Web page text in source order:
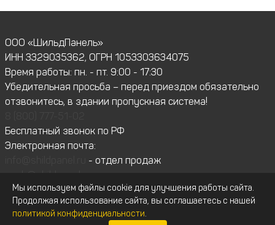
ООО «ШильдПанель»
ИНН 3329035362, ОГРН 1053303634075
Время работы: пн. - пт. 9:00 - 17:30
Убедительная просьба – перед приездом обязательно
отзвонитесь, в здании пропускная система!
Бесплатный звонок по РФ
Электронная почта:
- отдел продаж
snab@shildpanel.ru
hr@shildpanel.ru - менеджер по персоналу
Карта сайта
Политика конфиденциальности
Публичная оферта
Мы используем файлы cookie для улучшения работы сайта.
Продолжая использование сайта, вы соглашаетесь с нашей
политикой конфиденциальности.